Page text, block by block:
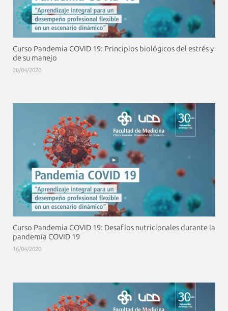
Curso Pandemia COVID 19: Principios biológicos del estrés y
de su manejo
20/04/2020
Curso Pandemia COVID 19: Desafíos nutricionales durante la
pandemia COVID 19
16/04/2020